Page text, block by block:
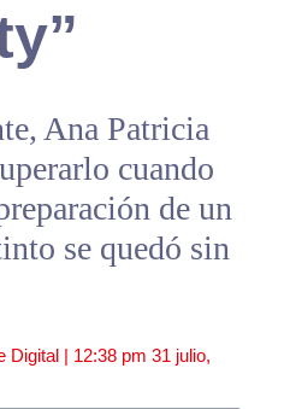
Ana Patricia
cuando
de un
se quedó sin
Digital | 12:38 pm 31 julio,